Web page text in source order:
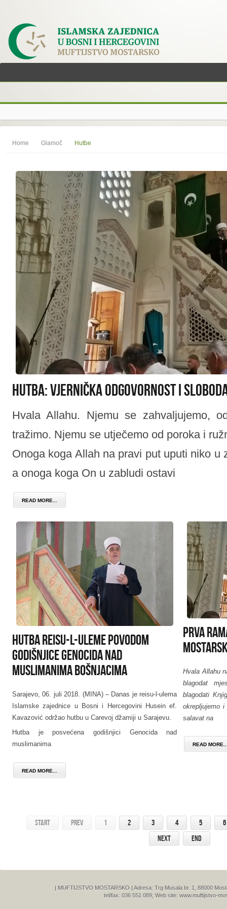
Home Glamoč Hutbe
Hutba: Vjernička odgovornost i
Hvala Allahu. Njemu se zahvaljujemo,
tražimo. Njemu se utječemo od poroka i
Onoga koga Allah na pravi put uputi niko u
a onoga koga On u zabludi ostavi
READ MORE...
Hutba Reisu-l-uleme povodom
godišnjice Genocida nad
muslimanima Bošnjacima
Sarajevo, 06. juli 2018. (MINA) – Danas je reisu-l-ulema
Islamske zajednice u Bosni i Hercegovini Husein ef.
Kavazović održao hutbu u Carevoj džamiji u Sarajevu.
Hutba je posvećena godišnjici Genocida nad
muslimanima
READ MORE...
Prva
Hvala Allahu
blagodat
blagodati
okrepljujemo i
salavat na
READ
Start Prev 1 2 3 4 5
6
Next
End
| MUFTIJSTVO MOSTARSKO | Adresa: Trg Musala br. 1, 88000
tel/fax: 036 551 089; Web site: www.muftijstvo-